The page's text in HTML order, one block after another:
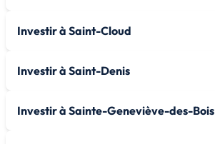
Investir à Saint-Cloud
Investir à Saint-Denis
Investir à Sainte-Geneviève-des-Bois